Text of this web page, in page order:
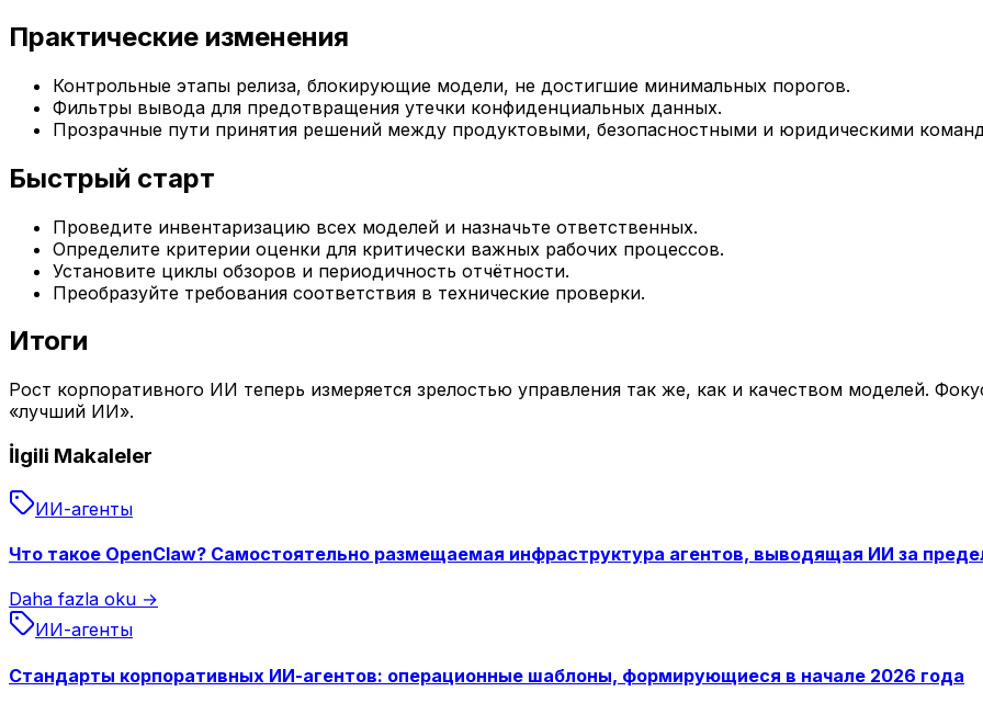
Практические изменения
Контрольные этапы релиза, блокирующие модели, не достигшие минимальных порогов.
Фильтры вывода для предотвращения утечки конфиденциальных данных.
Прозрачные пути принятия решений между продуктовыми, безопасностными и юридическими
Быстрый старт
Проведите инвентаризацию всех моделей и назначьте ответственных.
Определите критерии оценки для критически важных рабочих процессов.
Установите циклы обзоров и периодичность отчётности.
Преобразуйте требования соответствия в технические проверки.
Итоги
Рост корпоративного ИИ теперь измеряется зрелостью управления так же, как и качеством моделей.
«лучший ИИ».
İlgili Makaleler
ИИ-агенты
Что такое OpenClaw? Самостоятельно размещаемая инфраструктура агентов, выводящая ИИ за
Daha fazla oku →
ИИ-агенты
Стандарты корпоративных ИИ-агентов: операционные шаблоны, формирующиеся в начале 2026 года